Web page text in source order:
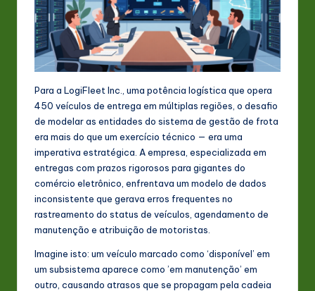
Para a LogiFleet Inc., uma potência logística que opera
450 veículos de entrega em múltiplas regiões, o desafio
de modelar as entidades do sistema de gestão de frota
era mais do que um exercício técnico — era uma
imperativa estratégica. A empresa, especializada em
entregas com prazos rigorosos para gigantes do
comércio eletrônico, enfrentava um modelo de dados
inconsistente que gerava erros frequentes no
rastreamento do status de veículos, agendamento de
manutenção e atribuição de motoristas.
Imagine isto: um veículo marcado como ‘disponível’ em
um subsistema aparece como ’em manutenção’ em
outro, causando atrasos que se propagam pela cadeia